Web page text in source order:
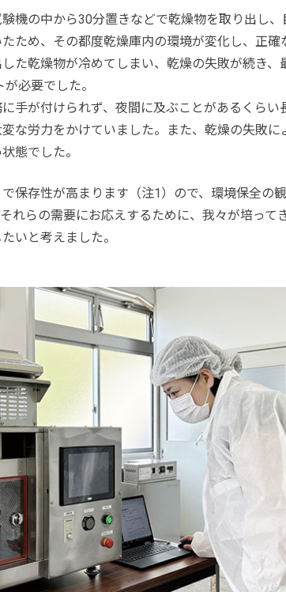
機の中から30分置きなどで乾燥物を取り出し
ため、その都度乾燥庫内の環境が変化し、正確
た乾燥物が冷めてしまい、乾燥の失敗が続き、
必要でした。
手が付けられず、夜間に及ぶことがあるくらい
な労力をかけていました。また、乾燥の失敗
態でした。
保存性が高まります（注1）ので、環境保全の
れらの需要にお応えするために、我々が培って
いと考えました。